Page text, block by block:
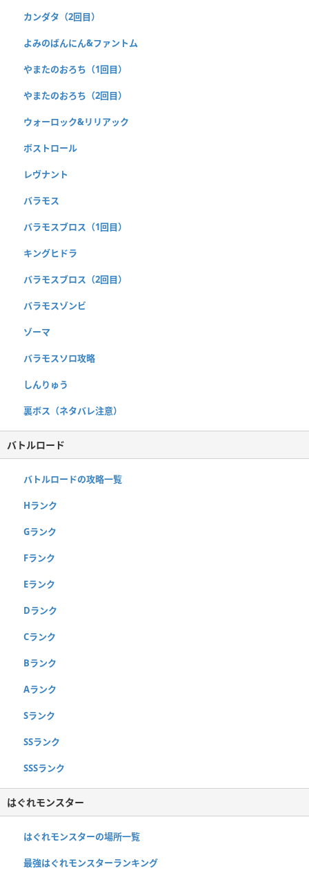
カンダタ（2回目）
よみのばんにん&ファントム
やまたのおろち（1回目）
やまたのおろち（2回目）
ウォーロック&リリアック
ボストロール
レヴナント
バラモス
バラモスブロス（1回目）
キングヒドラ
バラモスブロス（2回目）
バラモスゾンビ
ゾーマ
バラモスソロ攻略
しんりゅう
裏ボス（ネタバレ注意）
バトルロード
バトルロードの攻略一覧
Hランク
Gランク
Fランク
Eランク
Dランク
Cランク
Bランク
Aランク
Sランク
SSランク
SSSランク
はぐれモンスター
はぐれモンスターの場所一覧
最強はぐれモンスターランキング